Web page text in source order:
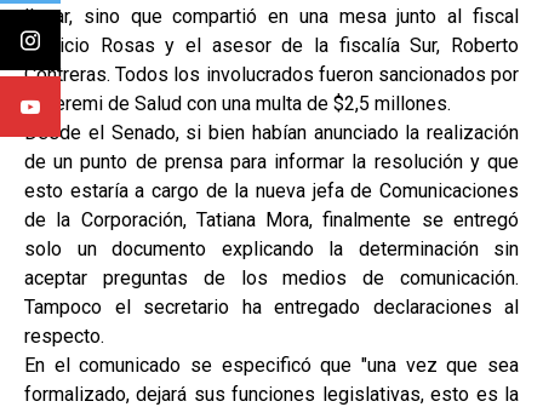
llevar, sino que compartió en una mesa junto al fiscal
Patricio Rosas y el asesor de la fiscalía Sur, Roberto
Contreras. Todos los involucrados fueron sancionados por
la seremi de Salud con una multa de $2,5 millones.
Desde el Senado, si bien habían anunciado la realización
de un punto de prensa para informar la resolución y que
esto estaría a cargo de la nueva jefa de Comunicaciones
de la Corporación, Tatiana Mora, finalmente se entregó
solo un documento explicando la determinación sin
aceptar preguntas de los medios de comunicación.
Tampoco el secretario ha entregado declaraciones al
respecto.
En el comunicado se especificó que "una vez que sea
formalizado, dejará sus funciones legislativas, esto es la